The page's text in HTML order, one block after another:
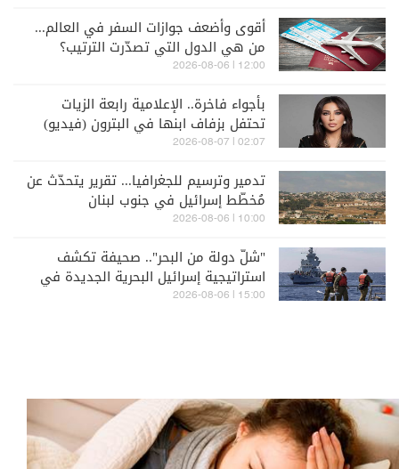
أقوى وأضعف جوازات السفر في العالم...
من هي الدول التي تصدّرت الترتيب؟
12:00 | 2026-08-06
بأجواء فاخرة.. الإعلامية رابعة الزيات
تحتفل بزفاف ابنها في البترون (فيديو)
02:07 | 2026-08-07
تدمير وترسيم للجغرافيا... تقرير يتحدّث عن
مُخطّط إسرائيل في جنوب لبنان
10:00 | 2026-08-06
"شلّ دولة من البحر".. صحيفة تكشف
استراتيجية إسرائيل البحرية الجديدة في
مواجهة "حزب الله"
15:00 | 2026-08-06